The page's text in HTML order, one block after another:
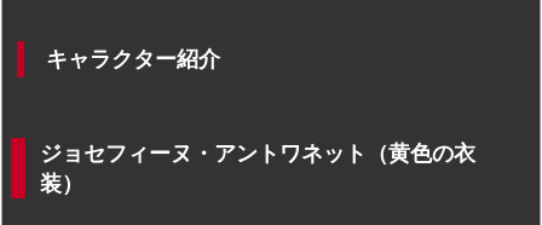
キャラクター紹介
ジョセフィーヌ・アントワネット（黄色の衣
装）